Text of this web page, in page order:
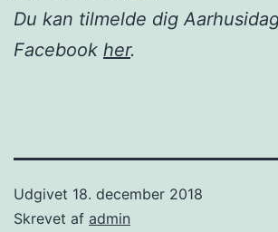
Du kan tilmelde dig
Facebook her.
Udgivet 18. december 2018
Skrevet af admin